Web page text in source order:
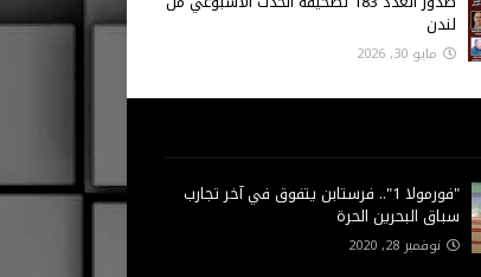
لندن
مايو 30, 2026
"فورمولا 1".. فرستابن يتفوق في آخر تجارب
سباق البحرين الحرة
نوفمبر 28, 2020